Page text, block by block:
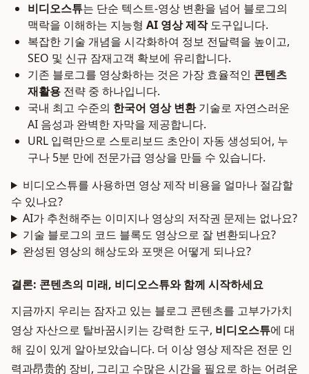
비디오스튜는 단순 텍스트-영상 변환을 넘어 블로그의
맥락을 이해하는 지능형 AI 영상 제작도구입니다.
복잡한 기술 개념을 시각화하여 정보 전달력을 높이고,
SEO 및 신규 잠재고객 확보에 유리합니다.
기존 블로그를 영상화하는 것은 가장 효율적인 콘텐츠
재활용 전략 중 하나입니다.
국내 최고 수준의 한국어 영상 변환기술로 자연스러운
AI 음성과 완벽한 자막을 제공합니다.
URL 입력만으로 스토리보드 초안이 자동 생성되어, 누
구나 5분 만에 전문가급 영상을 만들 수 있습니다.
비디오스튜를 사용하면 영상 제작 비용을 얼마나 절감할
수 있나요?
AI가 추천해주는 이미지나 영상의 저작권 문제는 없나요?
기술 블로그의 코드 블록도 영상으로 잘 변환되나요?
완성된 영상의 해상도와 포맷은 어떻게 되나요?
결론: 콘텐츠의 미래, 비디오스튜와 함께 시작하세요
지금까지 우리는 잠자고 있는 블로그 콘텐츠를 고부가가치
영상 자산으로 탈바꿈시키는 강력한 도구, 비디오스튜에 대
해 깊이 있게 알아보았습니다. 더 이상 영상 제작은 전문 인
력과昂贵的 장비, 그리고 수많은 시간을 필요로 하는 어려운